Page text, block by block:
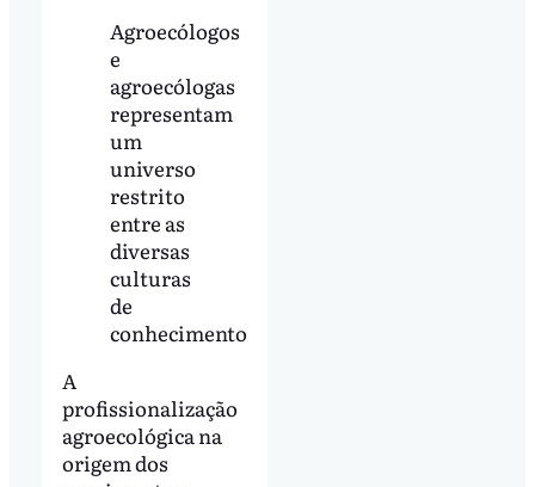
Agroecólogos
e
agroecólogas
representam
um
universo
restrito
entre as
diversas
culturas
de
conhecimento
A
profissionalização
agroecológica na
origem dos